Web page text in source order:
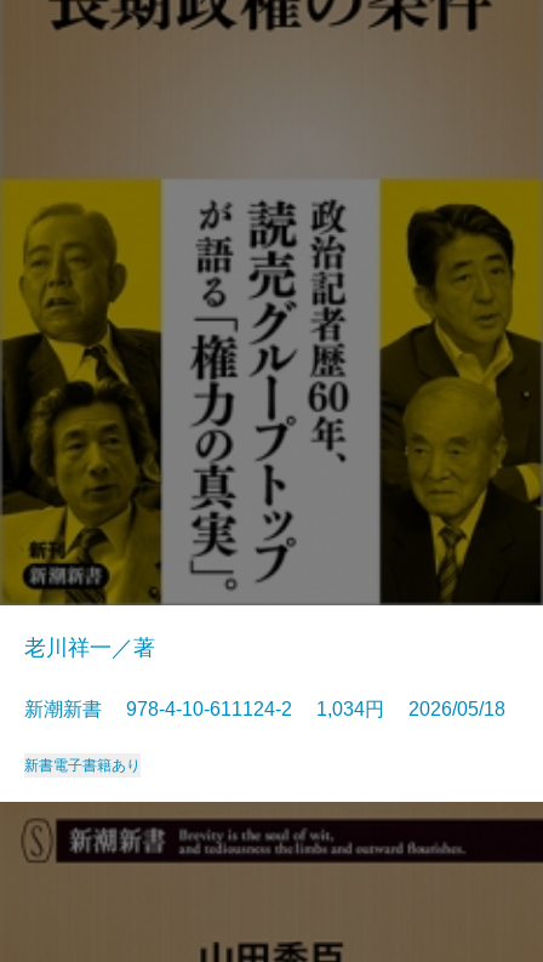
老川祥一／著
新潮新書 978-4-10-611124-2 1,034円 2026/05/18
新書電子書籍あり